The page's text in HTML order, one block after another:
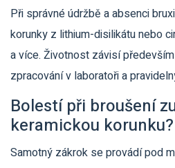
Při správné údržbě a absenci
korunky z lithium-disilikátu nebo
a více. Životnost závisí
zpracování v laboratoři a
Bolestí při broušení
keramickou korunku?
Samotný zákrok se provádí pod